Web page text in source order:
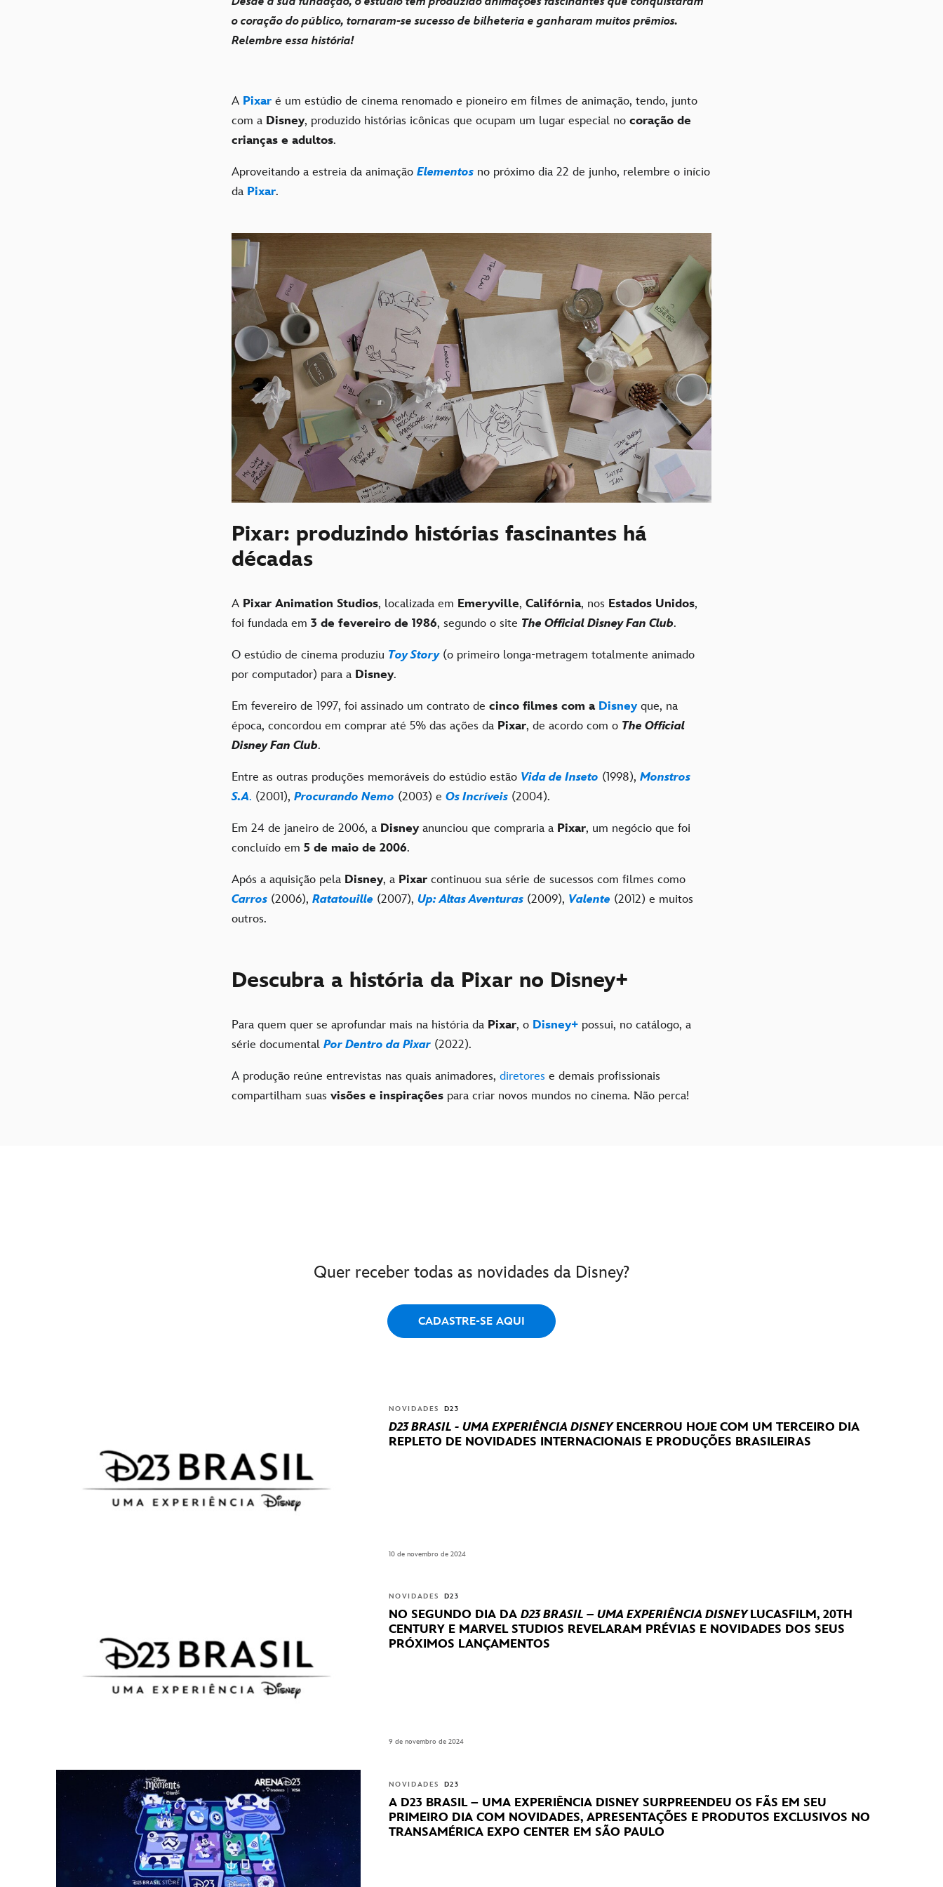
o coração do público, tornaram-se sucesso de bilheteria e ganharam muitos prêmios.
Relembre essa história!
A Pixar é um estúdio de cinema renomado e pioneiro em filmes de animação, tendo, junto
com a Disney, produzido histórias icônicas que ocupam um lugar especial no coração de
crianças e adultos.
Aproveitando a estreia da animação Elementos no próximo dia 22 de junho, relembre o início
da Pixar.
Pixar: produzindo histórias fascinantes há
décadas
A Pixar Animation Studios, localizada em Emeryville, Califórnia, nos Estados Unidos,
foi fundada em 3 de fevereiro de 1986, segundo o site The Official Disney Fan Club.
O estúdio de cinema produziu Toy Story(o primeiro longa-metragem totalmente animado
por computador) para a Disney.
Em fevereiro de 1997, foi assinado um contrato de cinco filmes com a Disney que, na
época, concordou em comprar até 5% das ações da Pixar, de acordo com o The Official
Disney Fan Club.
Entre as outras produções memoráveis do estúdio estão Vida de Inseto (1998), Monstros
S.A. (2001), Procurando Nemo (2003) e Os Incríveis (2004).
Em 24 de janeiro de 2006, a Disney anunciou que compraria a Pixar, um negócio que foi
concluído em 5 de maio de 2006.
Após a aquisição pela Disney, a Pixar continuou sua série de sucessos com filmes como
Carros (2006), Ratatouille (2007), Up: Altas Aventuras (2009), Valente (2012) e muitos
outros.
Descubra a história da Pixar no Disney+
Para quem quer se aprofundar mais na história da Pixar, o Disney+ possui, no catálogo, a
série documental Por Dentro da Pixar (2022).
A produção reúne entrevistas nas quais animadores, diretores e demais profissionais
compartilham suas visões e inspirações para criar novos mundos no cinema. Não perca!
Quer receber todas as novidades da Disney?
CADASTRE-SE AQUI
NOVIDADES D23
D23 BRASIL - UMA EXPERIÊNCIA DISNEYENCERROU HOJE COM UM TERCEIRO DIA
REPLETO DE NOVIDADES INTERNACIONAIS E PRODUÇÕES BRASILEIRAS
10 de novembro de 2024
NOVIDADES D23
NO SEGUNDO DIA DA D23 BRASIL – UMA EXPERIÊNCIA DISNEYLUCASFILM, 20TH
CENTURY E MARVEL STUDIOS REVELARAM PRÉVIAS E NOVIDADES DOS SEUS
PRÓXIMOS LANÇAMENTOS
9 de novembro de 2024
NOVIDADES D23
A D23 BRASIL – UMA EXPERIÊNCIA DISNEY SURPREENDEU OS FÃS EM SEU
PRIMEIRO DIA COM NOVIDADES, APRESENTAÇÕES E PRODUTOS EXCLUSIVOS NO
TRANSAMÉRICA EXPO CENTER EM SÃO PAULO